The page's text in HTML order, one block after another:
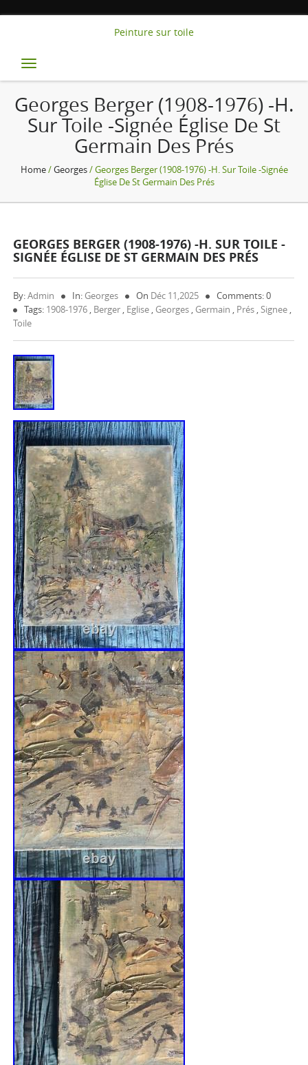
Peinture sur toile
Toggle
navigation
Georges Berger (1908-1976) -H.
Sur Toile -Signée Église De St
Germain Des Prés
Home/Georges/ Georges Berger (1908-1976) -H. Sur Toile -Signée
Église De St Germain Des Prés
GEORGES BERGER (1908-1976) -H. SUR TOILE -
SIGNÉE ÉGLISE DE ST GERMAIN DES PRÉS
By:Admin In: Georges On Déc 11,2025
Comments: 0
Tags: 1908-1976 , Berger , Eglise , Georges , Germain , Prés ,Signee ,
Toile